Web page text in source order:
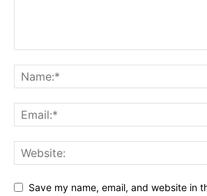
Save my name, email, and website in